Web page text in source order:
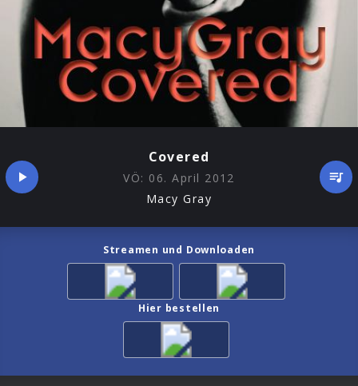
Covered
VÖ: 06. April 2012
Macy Gray
Streamen und Downloaden
Hier bestellen